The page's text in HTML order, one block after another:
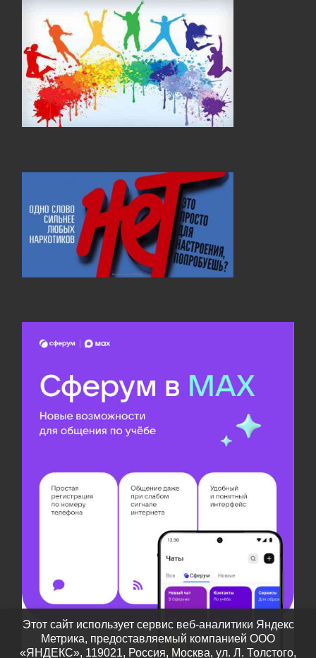
Этот сайт использует сервис веб-аналитики Яндекс
Метрика, предоставляемый компанией ООО
«ЯНДЕКС», 119021, Россия, Москва, ул. Л. Толстого,